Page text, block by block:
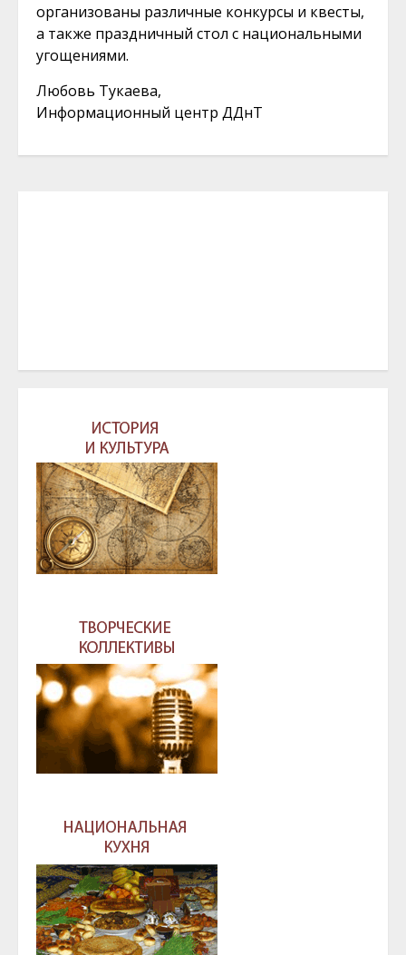
организованы различные конкурсы и квесты,
а также праздничный стол с национальными
угощениями.
Любовь Тукаева,
Информационный центр ДДнТ